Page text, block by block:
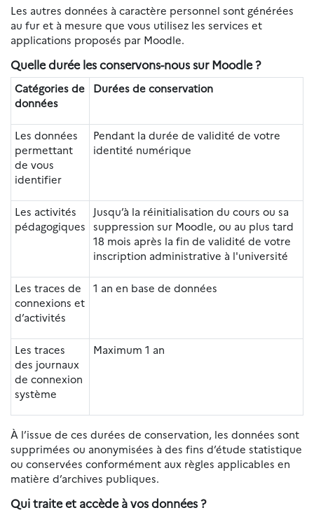
Les autres données à caractère personnel sont générées
au fur et à mesure que vous utilisez les services et
applications proposés par Moodle.
Quelle durée les conservons-nous sur Moodle ?
Catégories de
données
Durées de conservation
Les données
permettant
de vous
identifier
Pendant la durée de validité de votre
identité numérique
Les activités
pédagogiques
Jusqu’à la réinitialisation du cours ou sa
suppression sur Moodle, ou au plus tard
18 mois après la fin de validité de votre
inscription administrative à l'université
Les traces de
connexions et
d’activités
1 an en base de données
Les traces
des journaux
de connexion
système
Maximum 1 an
À l’issue de ces durées de conservation, les données sont
supprimées ou anonymisées à des fins d’étude statistique
ou conservées conformément aux règles applicables en
matière d’archives publiques.
Qui traite et accède à vos données ?